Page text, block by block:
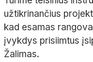
užtikrinančius
kad esamas
įvykdys prisiimtus
Žalimas.